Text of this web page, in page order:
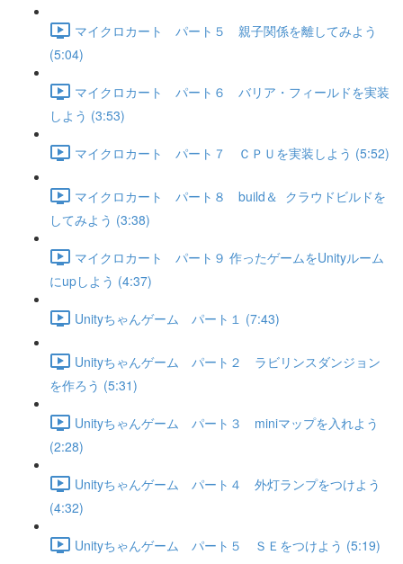
マイクロカート パート５ 親子関係を離してみよう
(5:04)
マイクロカート パート６ バリア・フィールドを実装
しよう (3:53)
マイクロカート パート７ ＣＰＵを実装しよう (5:52)
マイクロカート パート８ build＆ クラウドビルドを
してみよう (3:38)
マイクロカート パート９ 作ったゲームをUnityルーム
にupしよう (4:37)
Unityちゃんゲーム パート１ (7:43)
Unityちゃんゲーム パート２ ラビリンスダンジョン
を作ろう (5:31)
Unityちゃんゲーム パート３ miniマップを入れよう
(2:28)
Unityちゃんゲーム パート４ 外灯ランプをつけよう
(4:32)
Unityちゃんゲーム パート５ ＳＥをつけよう (5:19)